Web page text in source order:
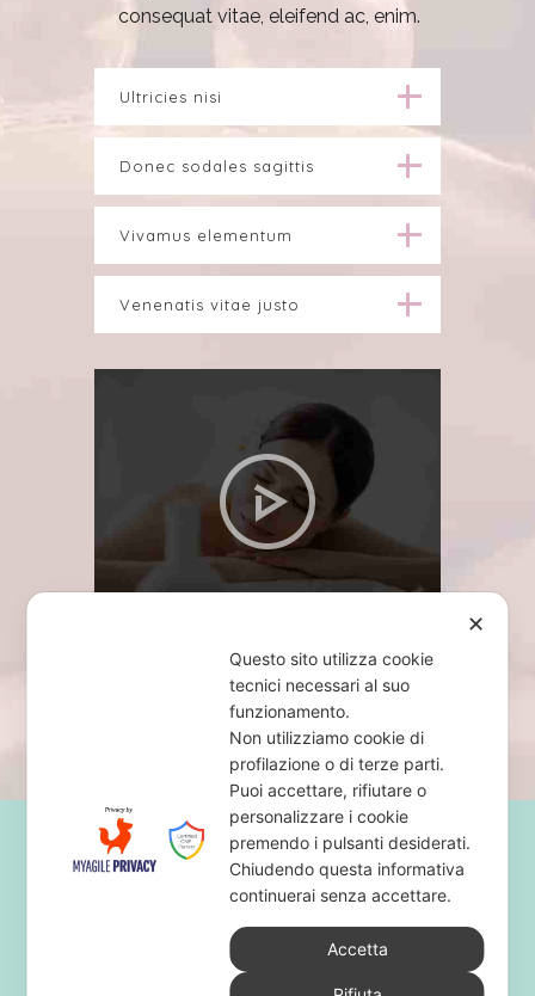
consequat vitae, eleifend ac, enim.
Ultricies nisi
Donec sodales sagittis
Vivamus elementum
Venenatis vitae justo
Home
Chi sono
✕
Questo sito utilizza cookie
tecnici necessari al suo
funzionamento.
Non utilizziamo cookie di
profilazione o di terze parti.
Puoi accettare, rifiutare o
personalizzare i cookie
premendo i pulsanti desiderati.
Chiudendo questa informativa
continuerai senza accettare.
Accetta